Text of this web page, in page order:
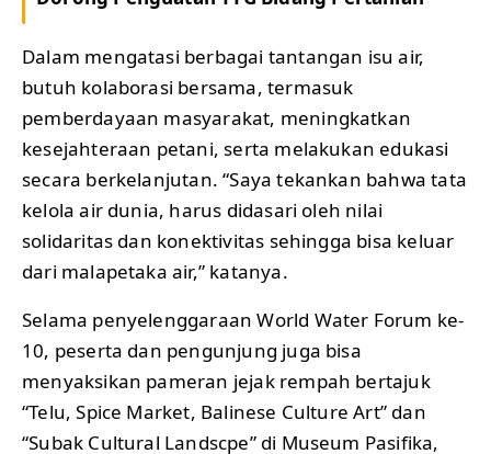
Dalam mengatasi berbagai tantangan isu air,
butuh kolaborasi bersama, termasuk
pemberdayaan masyarakat, meningkatkan
kesejahteraan petani, serta melakukan edukasi
secara berkelanjutan. “Saya tekankan bahwa tata
kelola air dunia, harus didasari oleh nilai
solidaritas dan konektivitas sehingga bisa keluar
dari malapetaka air,” katanya.
Selama penyelenggaraan World Water Forum ke-
10, peserta dan pengunjung juga bisa
menyaksikan pameran jejak rempah bertajuk
“Telu, Spice Market, Balinese Culture Art” dan
“Subak Cultural Landscpe” di Museum Pasifika,